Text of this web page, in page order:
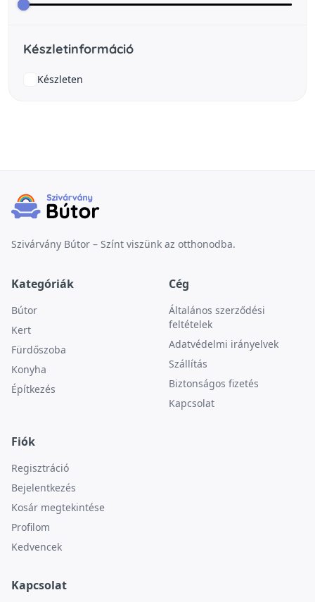
Készletinformáció
Készleten
Szivárvány Bútor – Színt viszünk az otthonodba.
Kategóriák
Bútor
Kert
Fürdőszoba
Konyha
Építkezés
Cég
Általános szerződési
feltételek
Adatvédelmi irányelvek
Szállítás
Biztonságos fizetés
Kapcsolat
Fiók
Regisztráció
Bejelentkezés
Kosár megtekintése
Profilom
Kedvencek
Kapcsolat